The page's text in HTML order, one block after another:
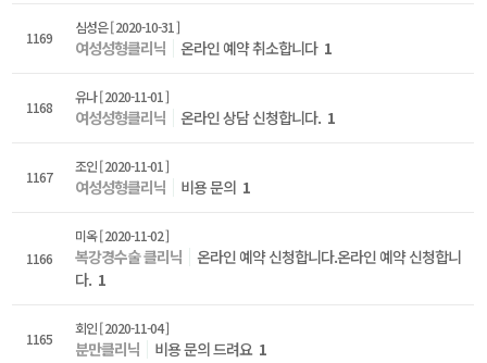
1169
심성은[ 2020-10-31 ]
여성성형클리닉 온라인 예약 취소합니다 1
1168
유나[ 2020-11-01 ]
여성성형클리닉 온라인 상담 신청합니다. 1
1167
조인[ 2020-11-01 ]
여성성형클리닉 비용 문의 1
1166
미옥[ 2020-11-02 ]
복강경수술 클리닉
온라인 예약 신청합니다.온라인 예약 신청합니
다. 1
1165
회인[ 2020-11-04 ]
분만클리닉 비용 문의 드려요 1